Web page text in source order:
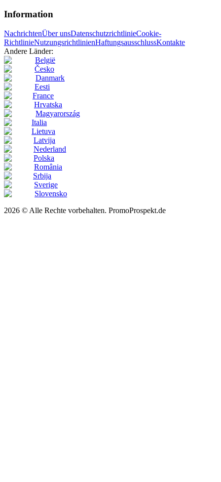
Information
NachrichtenÜber unsDatenschutzrichtlinieCookie-
RichtlinieNutzungsrichtlinienHaftungsausschlussKontakte
Andere Länder:
België
Česko
Danmark
Eesti
France
Hrvatska
Magyarország
Italia
Lietuva
Latvija
Nederland
Polska
România
Srbija
Sverige
Slovensko
2026 © Alle Rechte vorbehalten. PromoProspekt.de